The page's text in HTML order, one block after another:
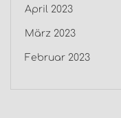
April 2023
März 2023
Februar 2023